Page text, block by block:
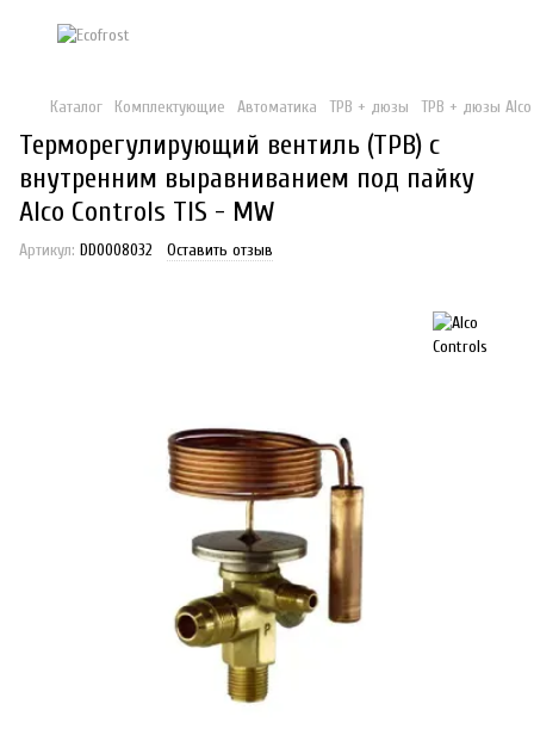
Каталог Комплектующие Автоматика ТРВ + дюзы ТРВ + дюзы
Терморегулирующий вентиль (ТРВ) с
внутренним выравниванием под пайку
Alco Controls TIS - MW
Артикул: DD0008032 Оставить отзыв